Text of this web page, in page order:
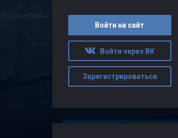
Войти на сайт
Войти через ВК
Зарегистрироваться